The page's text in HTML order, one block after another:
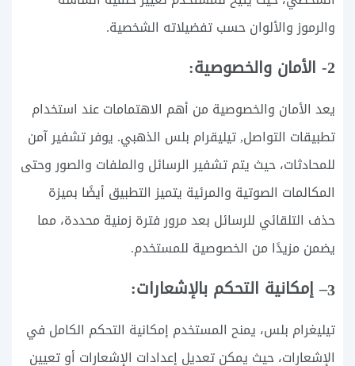
والرموز والألوان حسب تفضيلاته الشخصية.
2- الأمان والخصوصية:
يعد الأمان والخصوصية من أهم الاهتمامات عند استخدام
تطبيقات التواصل, تيليقرام بلس الذهبي. يوفر تشفير آمن
للمحادثات، حيث يتم تشفير الرسائل والملفات والصور وحتى
المكالمات الصوتية والمرئية يتميز التطبيق أيضًا بميزة
حذف التلقائي للرسائل بعد مرور فترة زمنية محددة، مما
يضمن مزيدًا من الخصوصية للمستخدم.
3– إمكانية التحكم بالإشعارات:
تيليغرام بلس، يمنح المستخدم إمكانية التحكم الكامل في
الإشعارات، حيث يمكن تعديل إعدادات الإشعارات أو تعيين